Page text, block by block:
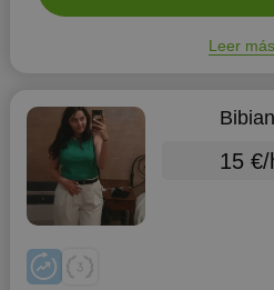
Leer más
15 €/